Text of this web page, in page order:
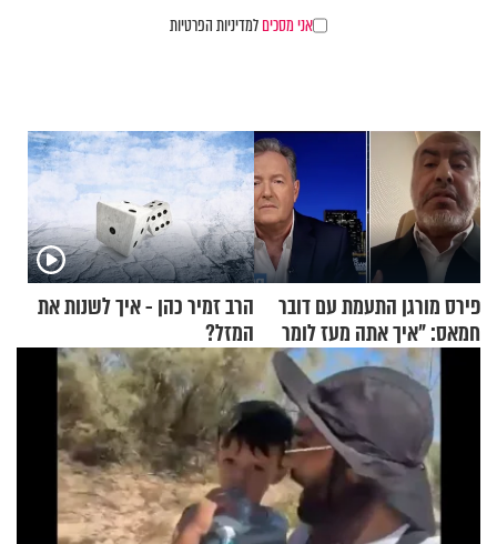
אני מסכיםלמדיניות הפרטיות
פירס מורגן התעמת עם דובר
חמאס: "איך אתה מעז לומר
שלא ביצעתם פשעי מלחמה?!"
הרב זמיר כהן - איך לשנות את
המזל?